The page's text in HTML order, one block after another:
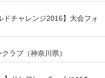
ドチャレンジ2016】大会フォ
ラブ（神奈川県）